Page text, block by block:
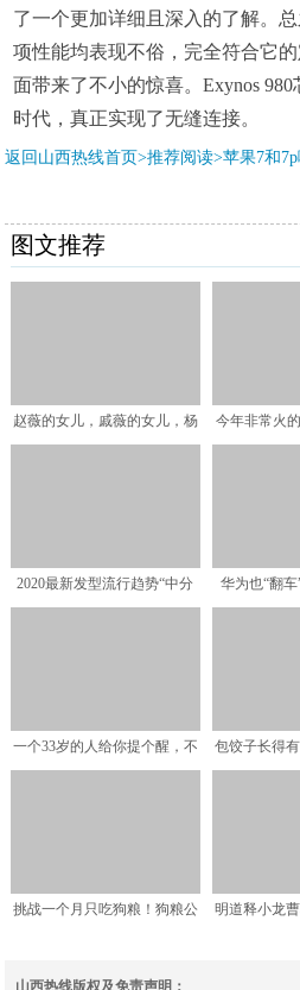
了一个更加详细且深入的了解。
项性能均表现不俗，完全符合它
面带来了不小的惊喜。Exynos
时代，真正实现了无缝连接。
返回山西热线首页>推荐阅读>苹果7和
图文推荐
赵薇的女儿，戚薇的女儿，杨
今年非常火
2020最新发型流行趋势“中分
华为也“翻
一个33岁的人给你提个醒，不
包饺子长得
挑战一个月只吃狗粮！狗粮公
明道释小龙
山西热线版权及免责声明：